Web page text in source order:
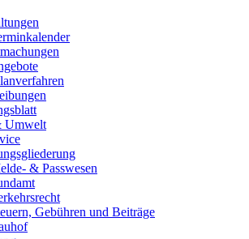
Umwelt
& Passwesen
Gebühren und Beiträge